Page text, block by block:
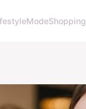
ModeShopping